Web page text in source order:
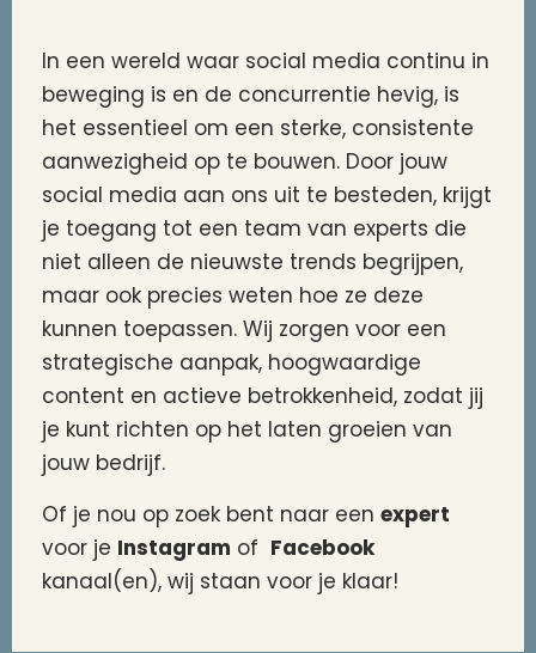
In een wereld waar social media continu in
beweging is en de concurrentie hevig, is
het essentieel om een sterke, consistente
aanwezigheid op te bouwen. Door jouw
social media aan ons uit te besteden, krijgt
je toegang tot een team van experts die
niet alleen de nieuwste trends begrijpen,
maar ook precies weten hoe ze deze
kunnen toepassen. Wij zorgen voor een
strategische aanpak, hoogwaardige
content en actieve betrokkenheid, zodat jij
je kunt richten op het laten groeien van
jouw bedrijf.
Of je nou op zoek bent naar een expert
voor je Instagram of Facebook
kanaal(en), wij staan voor je klaar!